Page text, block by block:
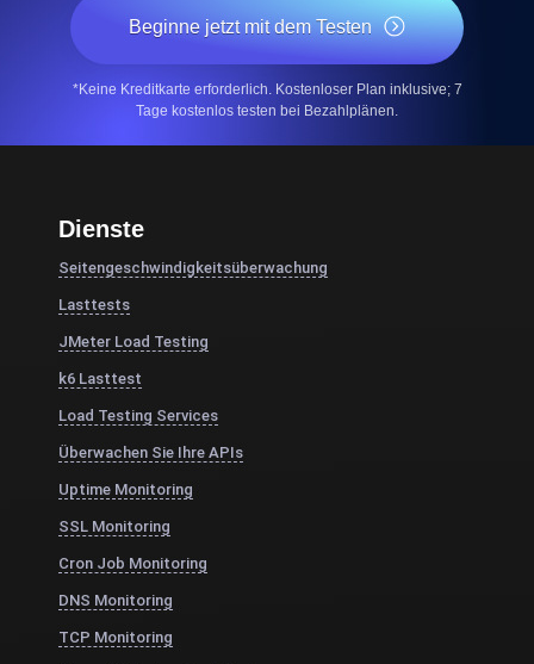
Beginne jetzt mit dem Testen
*Keine Kreditkarte erforderlich. Kostenloser Plan inklusive; 7
Tage kostenlos testen bei Bezahlplänen.
Dienste
Seitengeschwindigkeitsüberwachung
Lasttests
JMeter Load Testing
k6 Lasttest
Load Testing Services
Überwachen Sie Ihre APIs
Uptime Monitoring
SSL Monitoring
Cron Job Monitoring
DNS Monitoring
TCP Monitoring